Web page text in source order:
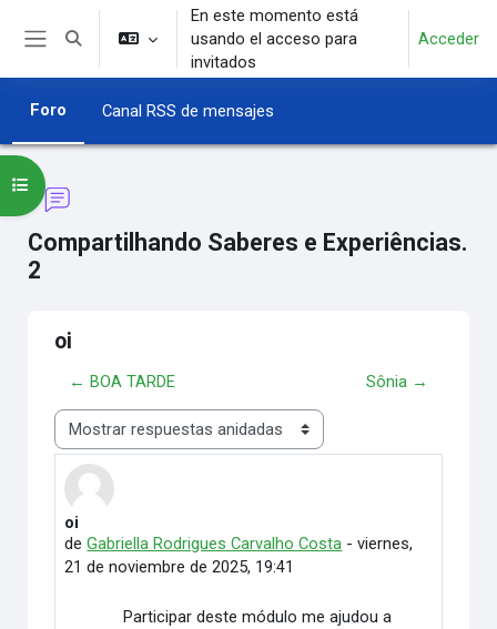
Salta al contenido principal
Selector de búsqueda de entrada
En este momento está
usando el acceso para
invitados
Acceder
Foro Canal RSS de mensajes
Compartilhando Saberes e Experiências.
2
Abrir índice del curso
oi
← BOA TARDE Sônia →
Mostrar modo
oi
deGabriella Rodrigues Carvalho Costa -viernes,
21 de noviembre de 2025, 19:41
Número de respuestas: 0
Participar deste módulo me ajudou a